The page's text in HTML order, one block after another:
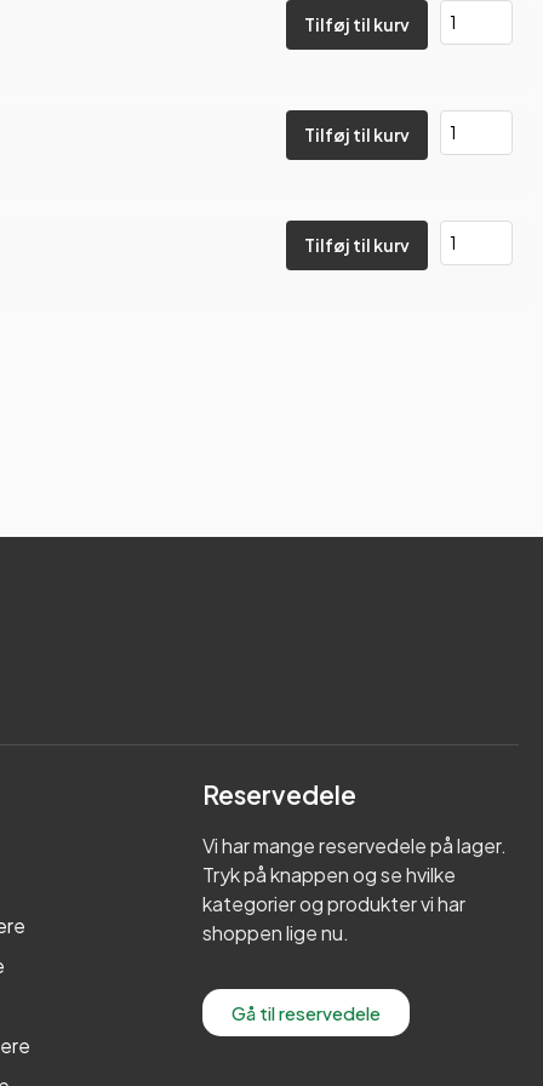
Tilføj til kurv
Tilføj til kurv
Tilføj til kurv
Reservedele
Vi har mange reservedele på lager.
Tryk på knappen og se hvilke
kategorier og produkter vi har
shoppen lige nu.
Gå til reservedele